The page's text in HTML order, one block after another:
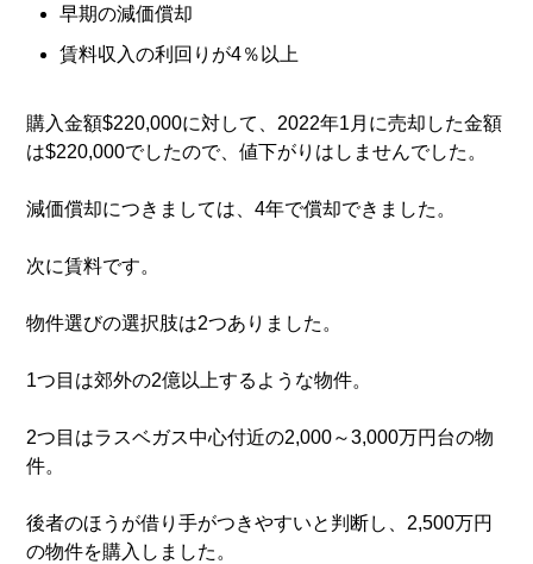
早期の減価償却
賃料収入の利回りが4％以上
購入金額$220,000に対して、2022年1月に売却した金額
は$220,000でしたので、値下がりはしませんでした。
減価償却につきましては、4年で償却できました。
次に賃料です。
物件選びの選択肢は2つありました。
1つ目は郊外の2億以上するような物件。
2つ目はラスベガス中心付近の2,000～3,000万円台の物
件。
後者のほうが借り手がつきやすいと判断し、2,500万円
の物件を購入しました。